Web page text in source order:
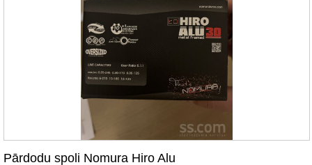
Pārdodu spoli Nomura Hiro Alu